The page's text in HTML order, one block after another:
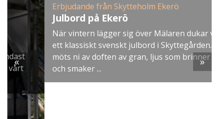
Erbjudande från Skytteholm Ekerö
Julbord på Ekerö
När vintern lägger sig över Mälaren dukar vi upp
ett klassiskt svenskt julbord i Skyttegården. Här
möts ni av doften av gran, ljus som brinner stilla
och smaker ...
« »